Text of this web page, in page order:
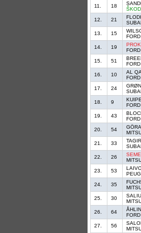
11.
18
12.
21
13.
15
14.
19
15.
51
16.
10
AL
17.
24
18.
9
19.
43
20.
54
21.
33
22.
26
23.
53
24.
35
25.
30
26.
64
27.
56